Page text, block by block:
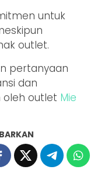
untuk
outlet.
pertanyaan
dan
oleh outlet Mie